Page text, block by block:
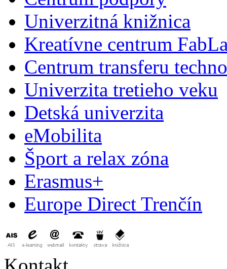
Univerzitná knižnica
Kreatívne centrum
Centrum transferu
Univerzita tretieho veku
Detská univerzita
eMobilita
Šport a relax zóna
Erasmus+
Europe Direct Trenčín